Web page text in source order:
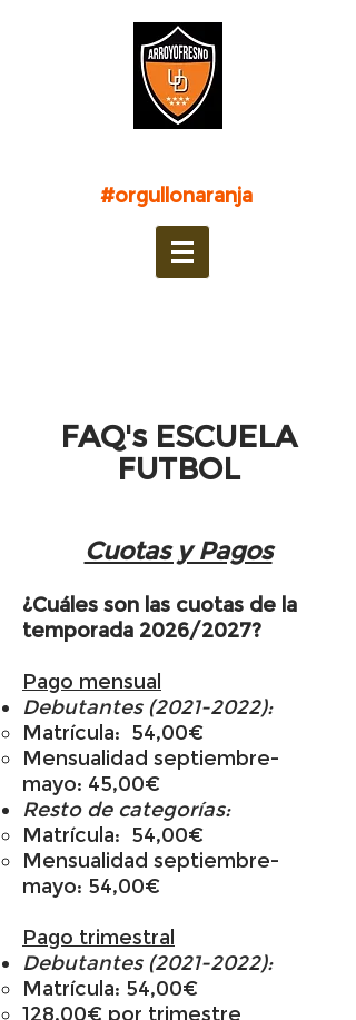
#orgullonaranja
FAQ's ESCUELA
FUTBOL
Cuotas y Pagos
¿Cuáles son las cuotas de la
temporada 2026/2027?
Pago mensual
Debutantes (2021-2022):
Matrícula: 54,00€
Mensualidad septiembre-
mayo: 45,00€
Resto de categorías:
Matrícula: 54,00€
Mensualidad septiembre-
mayo: 54,00€
Pago trimestral
Debutantes (2021-2022):
Matrícula: 54,00€
128,00€ por trimestre